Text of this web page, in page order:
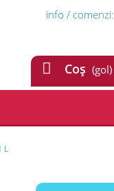
info / comenzi:
Coş (gol)
L